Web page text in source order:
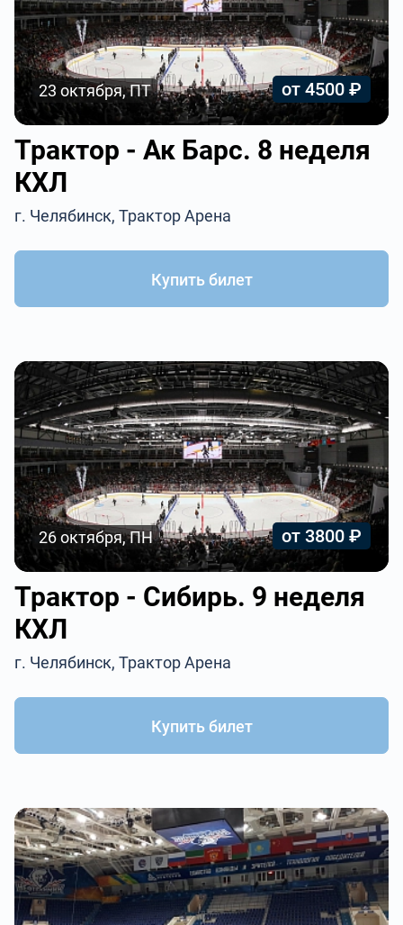
23 октября, ПТ от 4500 ₽
Трактор - Ак Барс. 8 неделя
КХЛ
г. Челябинск, Трактор Арена
Купить билет
26 октября, ПН от 3800 ₽
Трактор - Сибирь. 9 неделя
КХЛ
г. Челябинск, Трактор Арена
Купить билет